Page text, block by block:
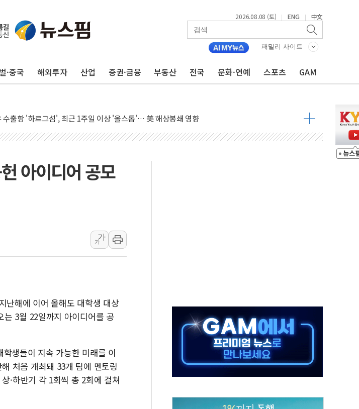
2026.08.08 (토) | ENG | 中文
패밀리 사이트
·중국 해외투자 산업 증권·금융 부동산 전국 문화·연예 스포츠 GAM
용 예상 밖 부진에 연준 금리 인상 가능성 낮아지며 상승… STOXX 600 지수는 나흘 연속 최고치
세 꺾이나…고용 감소에 9월 동결 전망 우세
폐증 행정명령 검토…"이르면 다음 주"
악관 무도회장 공사 중단 명령…트럼프 제동
엔화 장중 급등…시장은 "또 개입했나" 촉각
욕 반도체주 프리뷰...美 고용 쇼크에 반도체주 '활짝'
용 2만3000명 감소 '쇼크'…9월 금리 인상 기대 후퇴
니파 3개국, 공동방위협정 체결
근 포항시 정책특보 내정설...포항시 '시끌'
, 대한민국 다음 100년 밑거름…수도권 집중 완화 전환점"
에르도안의 만남
최고지도자 위독…곧 사망해도 놀랍지 않아"
아이디어 공모
가
가
난해에 이어 올해도 대학생 대상
3월 22일까지 아이디어를 공
생들이 지속 가능한 미래를 이
처음 개최돼 33개 팀에 멘토링
·하반기 각 1회씩 총 2회에 걸쳐